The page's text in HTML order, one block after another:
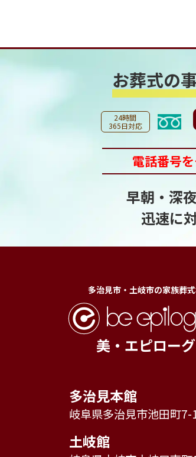
お葬式の
24時間
365日対応
電話番号
早朝・深
迅速に
多治見市・土岐市の家族葬
美・エピローグ
多治見本館
岐阜県多治見市池田町7-
土岐館